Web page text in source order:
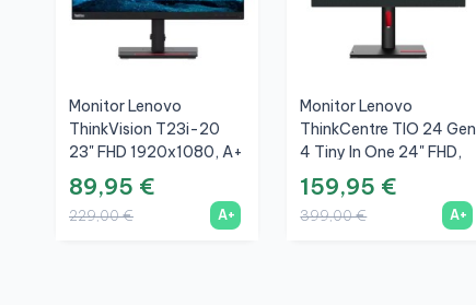
Monitor Lenovo
ThinkVision T23i-20
23" FHD 1920x1080, A+
89,95 €
229,00 € A+
Monitor Lenovo
ThinkCentre TIO 24 Gen
4 Tiny In One 24" FHD,
A+
159,95 €
399,00 € A+